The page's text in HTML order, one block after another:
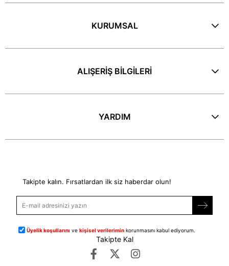
KURUMSAL
ALIŞERİŞ BİLGİLERİ
YARDIM
Takipte kalın. Fırsatlardan ilk siz haberdar olun!
Üyelik koşullarını vekişisel verilerimin korunmasını kabul ediyorum.
Takipte Kal